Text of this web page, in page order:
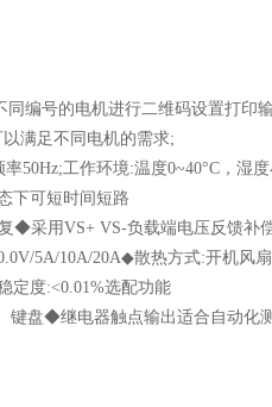
编号的电机进行二维码设置打印
满足不同电机的需求;
工作环境:温度0~40°C，湿
下可短时间短路
采用VS+ VS-负载端电压反馈补
5A/10A/20A◆散热方式:开机风
定度:<0.01%选配功能
盘◆继电器触点输出适合自动化